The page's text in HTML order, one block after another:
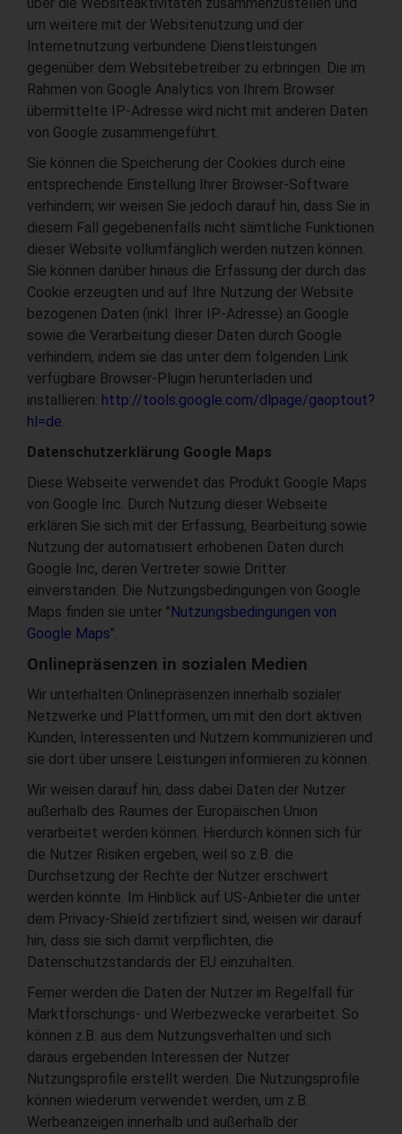
um weitere mit der Websitenutzung und der
Internetnutzung verbundene Dienstleistungen
gegenüber dem Websitebetreiber zu erbringen. Die im
Rahmen von Google Analytics von Ihrem Browser
übermittelte IP-Adresse wird nicht mit anderen Daten
von Google zusammengeführt.
Sie können die Speicherung der Cookies durch eine
entsprechende Einstellung Ihrer Browser-Software
verhindern; wir weisen Sie jedoch darauf hin, dass Sie in
diesem Fall gegebenenfalls nicht sämtliche Funktionen
dieser Website vollumfänglich werden nutzen können.
Sie können darüber hinaus die Erfassung der durch das
Cookie erzeugten und auf Ihre Nutzung der Website
bezogenen Daten (inkl. Ihrer IP-Adresse) an Google
sowie die Verarbeitung dieser Daten durch Google
verhindern, indem sie das unter dem folgenden Link
verfügbare Browser-Plugin herunterladen und
installieren: http://tools.google.com/dlpage/gaoptout?
hl=de.
Datenschutzerklärung Google Maps
Diese Webseite verwendet das Produkt Google Maps
von Google Inc. Durch Nutzung dieser Webseite
erklären Sie sich mit der Erfassung, Bearbeitung sowie
Nutzung der automatisiert erhobenen Daten durch
Google Inc, deren Vertreter sowie Dritter
einverstanden. Die Nutzungsbedingungen von Google
Maps finden sie unter "Nutzungsbedingungen von
Google Maps".
Onlinepräsenzen in sozialen Medien
Wir unterhalten Onlinepräsenzen innerhalb sozialer
Netzwerke und Plattformen, um mit den dort aktiven
Kunden, Interessenten und Nutzern kommunizieren und
sie dort über unsere Leistungen informieren zu können.
Wir weisen darauf hin, dass dabei Daten der Nutzer
außerhalb des Raumes der Europäischen Union
verarbeitet werden können. Hierdurch können sich für
die Nutzer Risiken ergeben, weil so z.B. die
Durchsetzung der Rechte der Nutzer erschwert
werden könnte. Im Hinblick auf US-Anbieter die unter
dem Privacy-Shield zertifiziert sind, weisen wir darauf
hin, dass sie sich damit verpflichten, die
Datenschutzstandards der EU einzuhalten.
Ferner werden die Daten der Nutzer im Regelfall für
Marktforschungs- und Werbezwecke verarbeitet. So
können z.B. aus dem Nutzungsverhalten und sich
daraus ergebenden Interessen der Nutzer
Nutzungsprofile erstellt werden. Die Nutzungsprofile
können wiederum verwendet werden, um z.B.
Werbeanzeigen innerhalb und außerhalb der